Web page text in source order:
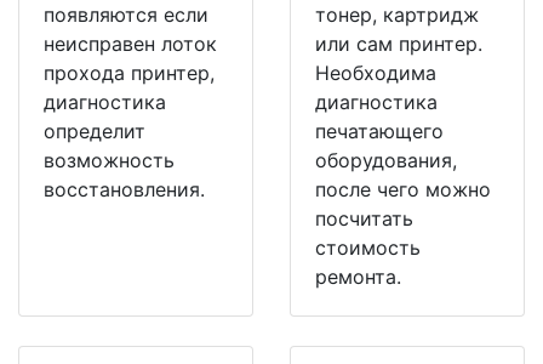
появляются если
неисправен лоток
прохода принтер,
диагностика
определит
возможность
восстановления.
тонер, картридж
или сам принтер.
Необходима
диагностика
печатающего
оборудования,
после чего можно
посчитать
стоимость
ремонта.